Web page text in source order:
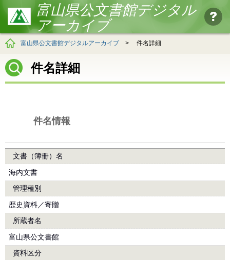
富山県公文書館デジタル
アーカイブ
富山県公文書館デジタルアーカイブ > 件名詳細
件名詳細
件名情報
文書（簿冊）名
海内文書
管理種別
歴史資料／寄贈
所蔵者名
富山県公文書館
資料区分